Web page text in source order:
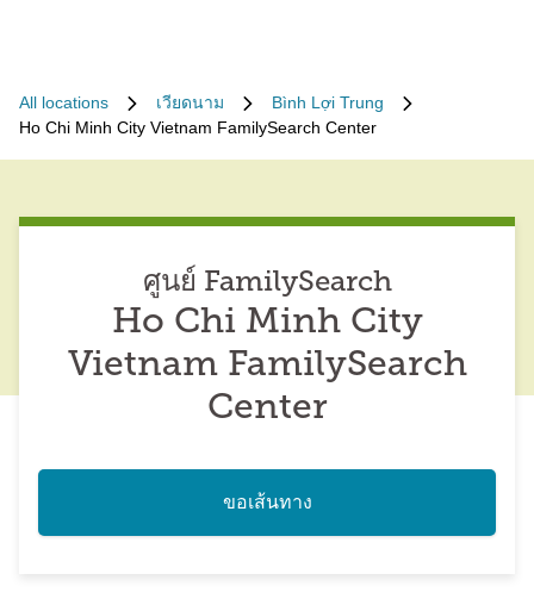
All locations เวียดนาม
Bình Lợi Trung
Ho Chi Minh City Vietnam FamilySearch Center
ศูนย์ FamilySearch
Ho Chi Minh City
Vietnam FamilySearch
Center
ขอเส้นทาง